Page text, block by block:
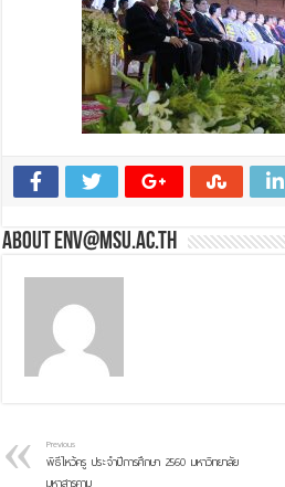
About env@msu.ac.th
Previous
พิธีไหว้ครู ประจำปีการศึกษา 2560 มหาวิทยาลัย